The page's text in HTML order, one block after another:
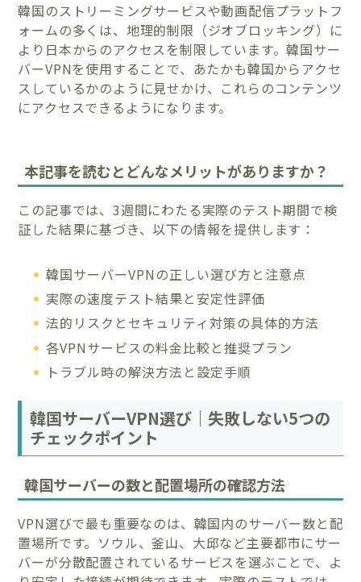
韓国のストリーミングサービスや動画配信プラットフ
ォームの多くは、地理的制限（ジオブロッキング）に
より日本からのアクセスを制限しています。韓国サー
バーVPNを使用することで、あたかも韓国からアクセ
スしているかのように見せかけ、これらのコンテンツ
にアクセスできるようになります。
本記事を読むとどんなメリットがありますか？
この記事では、3週間にわたる実際のテスト期間で検
証した結果に基づき、以下の情報を提供します：
韓国サーバーVPNの正しい選び方と注意点
実際の速度テスト結果と安定性評価
法的リスクとセキュリティ対策の具体的方法
各VPNサービスの料金比較と推奨プラン
トラブル時の解決方法と設定手順
韓国サーバーVPN選び｜失敗しない5つの
チェックポイント
韓国サーバーの数と配置場所の確認方法
VPN選びで最も重要なのは、韓国内のサーバー数と配
置場所です。ソウル、釜山、大邱など主要都市にサー
バーが分散配置されているサービスを選ぶことで、よ